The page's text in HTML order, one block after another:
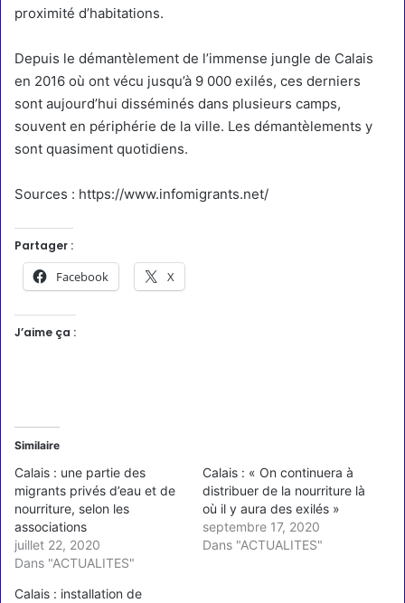
proximité d’habitations.
Depuis le démantèlement de l’immense jungle de Calais
en 2016 où ont vécu jusqu’à 9 000 exilés, ces derniers
sont aujourd’hui disséminés dans plusieurs camps,
souvent en périphérie de la ville. Les démantèlements y
sont quasiment quotidiens.
Sources : https://www.infomigrants.net/
Partager :
Facebook X
J’aime ça :
Similaire
Calais : une partie des
migrants privés d’eau et de
nourriture, selon les
associations
juillet 22, 2020
Dans "ACTUALITES"
Calais : « On continuera à
distribuer de la nourriture là
où il y aura des exilés »
septembre 17, 2020
Dans "ACTUALITES"
Calais : installation de